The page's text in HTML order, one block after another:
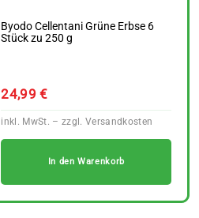
Byodo Cellentani Grüne Erbse 6
Stück zu 250 g
24,99€
In den Warenkorb